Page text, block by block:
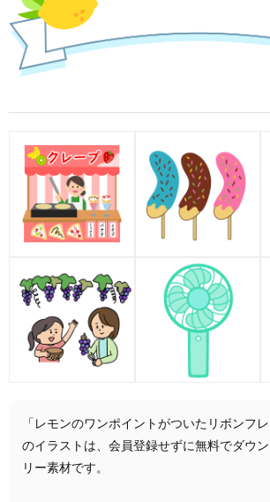
「レモンのワンポイントがついたリボンフ
のイラストは、会員登録せずに無料でダウ
リー素材です。